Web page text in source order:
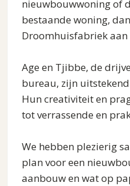
nieuwbouwwoning of
bestaande woning,
Droomhuisfabriek aan
Age en Tjibbe, de
bureau, zijn
Hun creativiteit en
tot verrassende en
We hebben plezierig
plan voor een
aanbouw en wat op